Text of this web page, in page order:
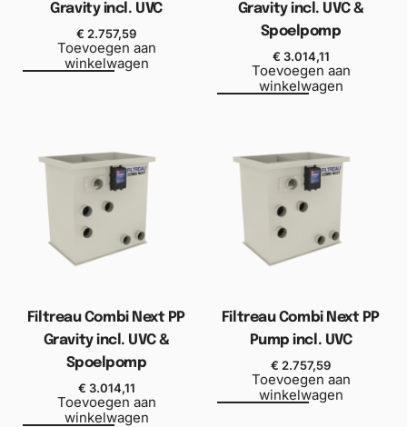
Gravity incl. UVC
€ 2.757,59
Toevoegen aan
winkelwagen
Gravity incl. UVC &
Spoelpomp
€ 3.014,11
Toevoegen aan
winkelwagen
Filtreau Combi Next PP
Gravity incl. UVC &
Spoelpomp
€ 3.014,11
Toevoegen aan
winkelwagen
Filtreau Combi Next PP
Pump incl. UVC
€ 2.757,59
Toevoegen aan
winkelwagen